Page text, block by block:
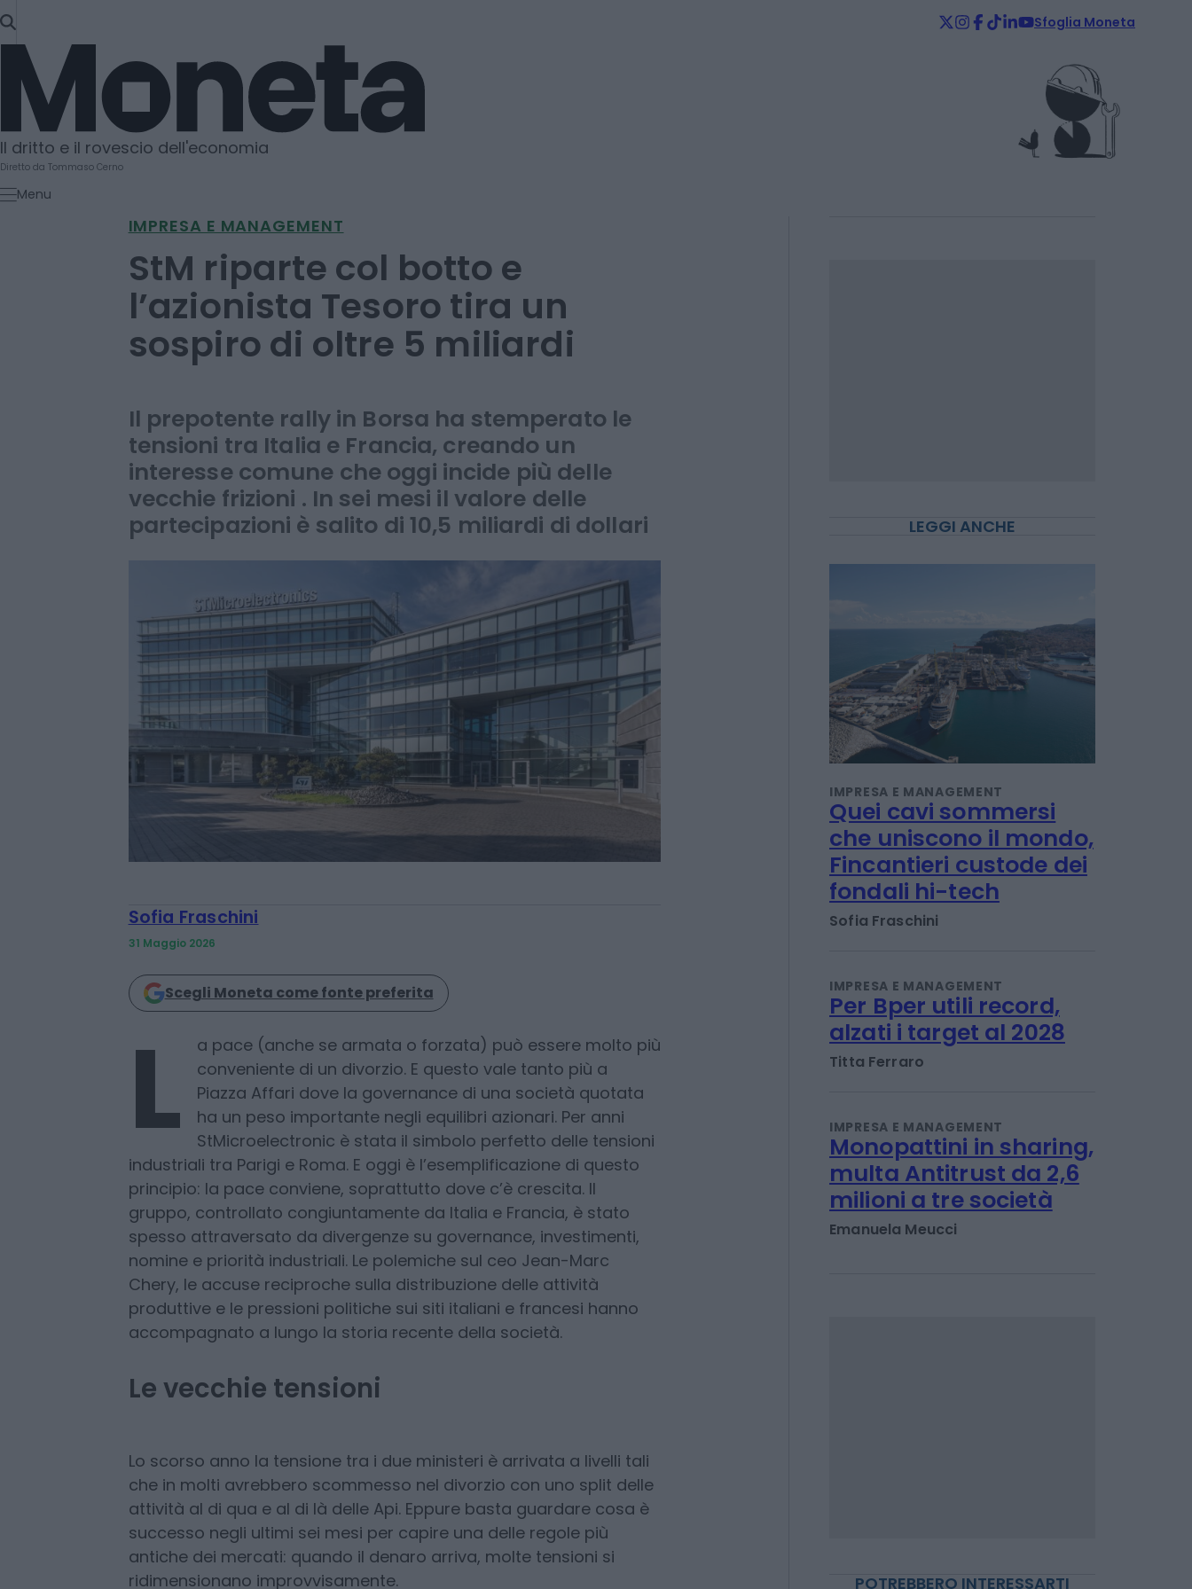
SKIP
TO
CONTENT
Sfoglia Moneta
Moneta
Il dritto e il rovescio dell'economia
Diretto da Tommaso Cerno
Menu
IMPRESA E MANAGEMENT
StM riparte col botto e
sospiro di oltre 5 miliardi
Il prepotente rally in Borsa ha stemperato le
tensioni tra Italia e Francia, creando un
interesse comune che oggi incide più delle
vecchie frizioni . In sei mesi il valore delle
partecipazioni è salito di 10,5 miliardi di dollari
Sofia Fraschini
Scegli Moneta come fonte preferita
L
a pace (anche se armata o forzata) può essere molto più
conveniente di un divorzio. E questo vale tanto più a
Piazza Affari dove la governance di una società quotata
ha un peso importante negli equilibri azionari. Per anni
StMicroelectronic è stata il simbolo perfetto delle tensioni
industriali tra Parigi e Roma. E oggi è l’esemplificazione di questo
principio: la pace conviene, soprattutto dove c’è crescita. Il
gruppo, controllato congiuntamente da Italia e Francia, è stato
spesso attraversato da divergenze su governance, investimenti,
nomine e priorità industriali. Le polemiche sul ceo Jean-Marc
produttive e le pressioni politiche sui siti italiani e francesi hanno
Le vecchie tensioni
Lo scorso anno la tensione tra i due ministeri è arrivata a livelli tali
che in molti avrebbero scommesso nel divorzio con uno split delle
IMPRESA E MANAGEMENT
Quei cavi sommersi
che uniscono il mondo,
Sofia Fraschini
IMPRESA E MANAGEMENT
Titta Ferraro
IMPRESA E MANAGEMENT
Monopattini in sharing,